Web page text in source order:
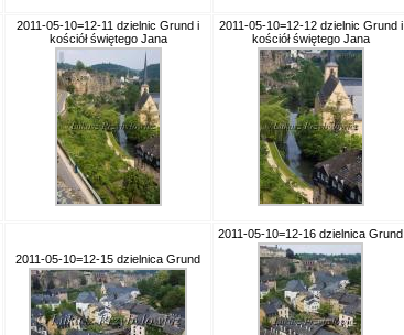
2011-05-10=12-11 dzielnic Grund i
kościół świętego Jana
2011-05-10=12-12 dzielnic Grund i
kościół świętego Jana
2011-05-10=12-15 dzielnica Grund
2011-05-10=12-16 dzielnica Grund